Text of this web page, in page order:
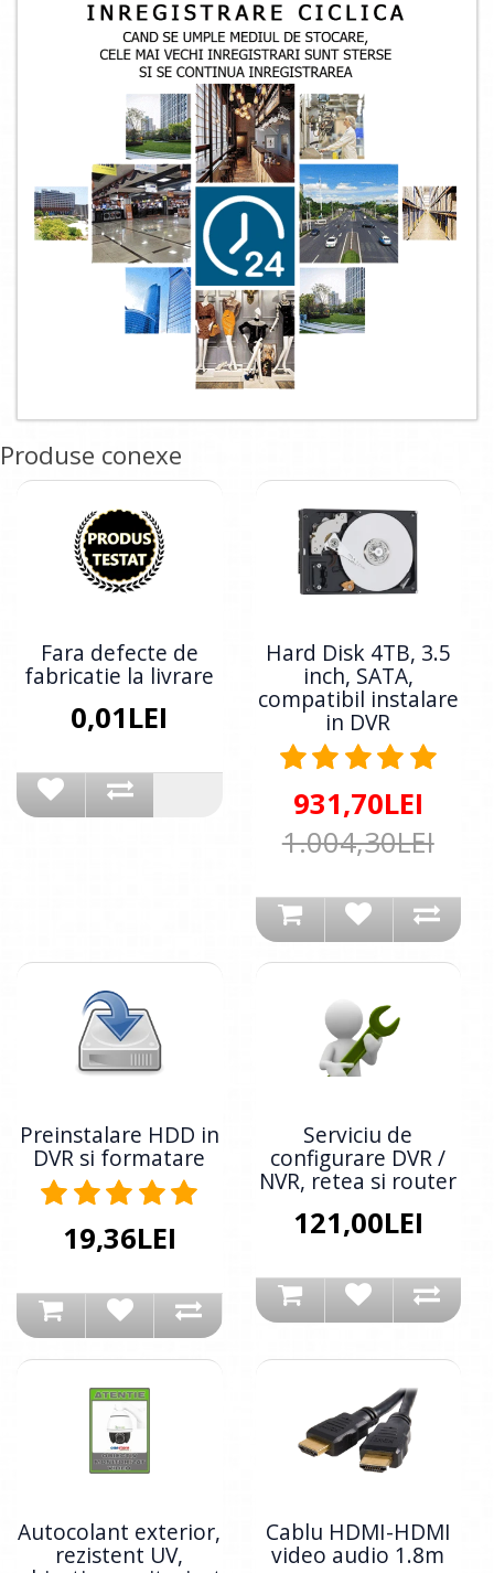
Produse conexe
Fara defecte de
fabricatie la livrare
0,01LEI
Hard Disk 4TB, 3.5
inch, SATA,
compatibil instalare
in DVR
931,70LEI
1.004,30LEI
Preinstalare HDD in
DVR si formatare
19,36LEI
Serviciu de
configurare DVR /
NVR, retea si router
121,00LEI
Autocolant exterior,
rezistent UV,
Cablu HDMI-HDMI
video audio 1.8m